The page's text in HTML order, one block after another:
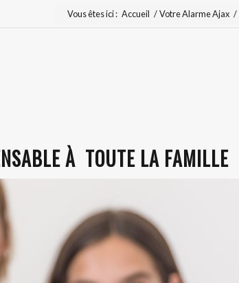
Vous êtes ici : Accueil / Votre Alarme Ajax /
À TOUTE LA FAMILLE